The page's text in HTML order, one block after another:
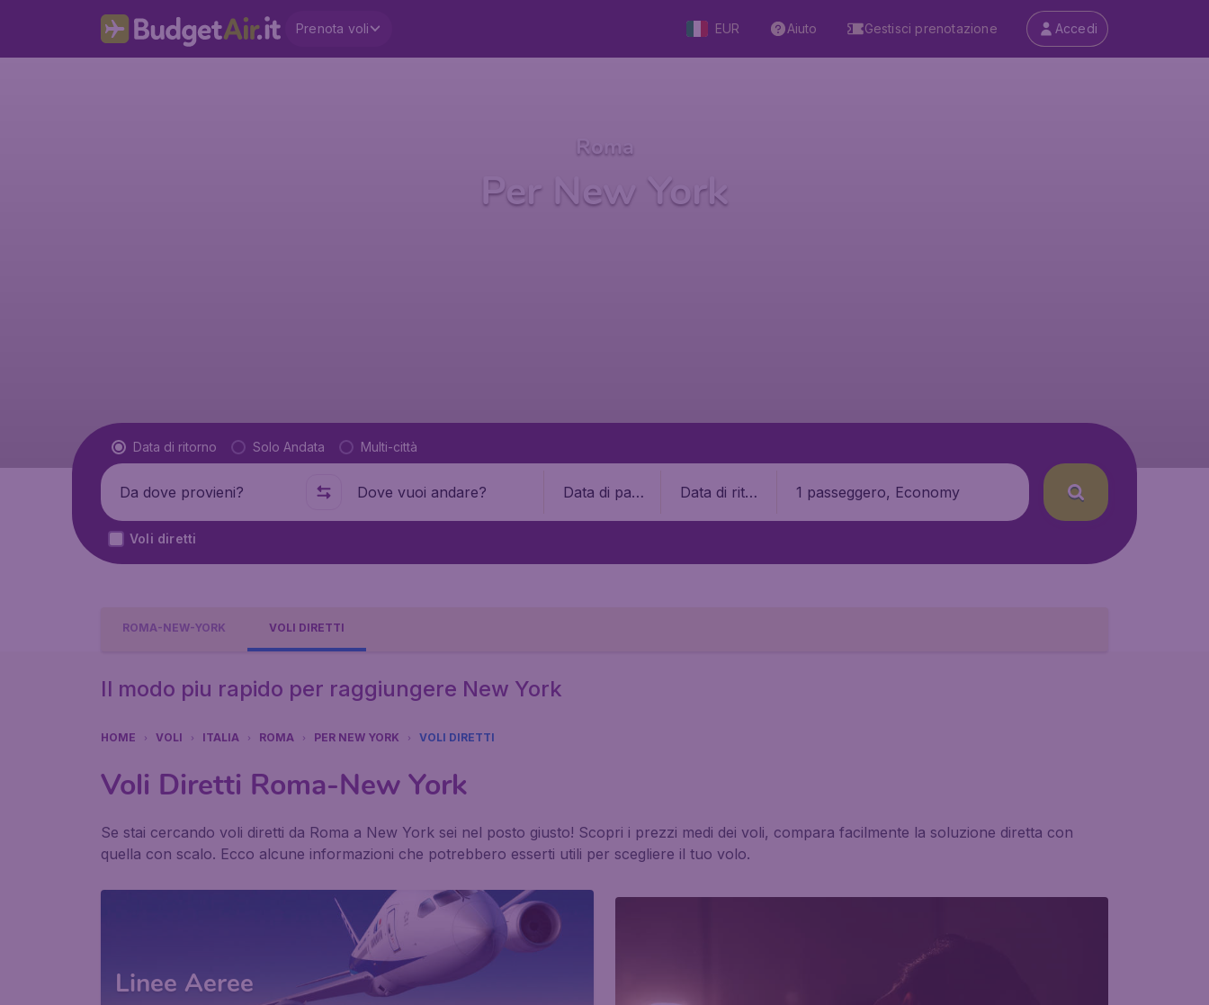
Prenota voli EUR Aiuto Gestisci prenotazione Accedi
Roma
Per New York
Tipo di volo
Data di ritorno Solo Andata Multi-città
Partenza da Dove
Data di part
Data di ritor
1 passeggero, Economy
Voli diretti
ROMA-NEW-YORK VOLI DIRETTI
Il modo piu rapido per raggiungere New York
HOME VOLI ITALIA ROMA PER NEW YORK VOLI DIRETTI
Voli Diretti Roma-New York
Se stai cercando voli diretti da Roma a New York sei nel posto giusto! Scopri i prezzi medi dei voli, compara facilmente la soluzione diretta con
quella con scalo. Ecco alcune informazioni che potrebbero esserti utili per scegliere il tuo volo.
Linee Aeree